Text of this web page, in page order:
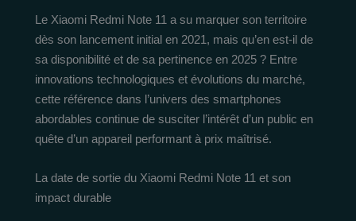
Le Xiaomi Redmi Note 11 a su marquer son territoire
dès son lancement initial en 2021, mais qu’en est-il de
sa disponibilité et de sa pertinence en 2025 ? Entre
innovations technologiques et évolutions du marché,
cette référence dans l’univers des smartphones
abordables continue de susciter l’intérêt d’un public en
quête d’un appareil performant à prix maîtrisé.
La date de sortie du Xiaomi Redmi Note 11 et son
impact durable